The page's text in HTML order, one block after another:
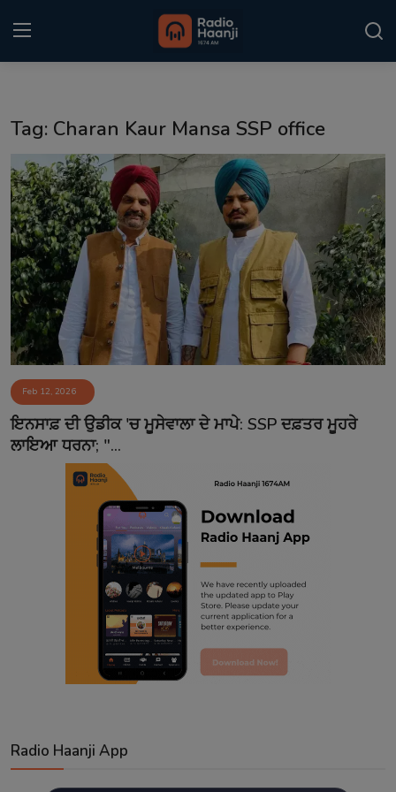
Punjabi Podcast
Kitaab Kahani
Gallery
Sponsors
Matrimonial
Event
Contact
Tag: Charan Kaur Mansa SSP office
Feb 12, 2026
ਇਨਸਾਫ਼ ਦੀ ਉਡੀਕ 'ਚ ਮੂਸੇਵਾਲਾ ਦੇ ਮਾਪੇ: SSP ਦਫ਼ਤਰ ਮੂਹਰੇ
ਲਾਇਆ ਧਰਨਾ; "...
Radio Haanji App